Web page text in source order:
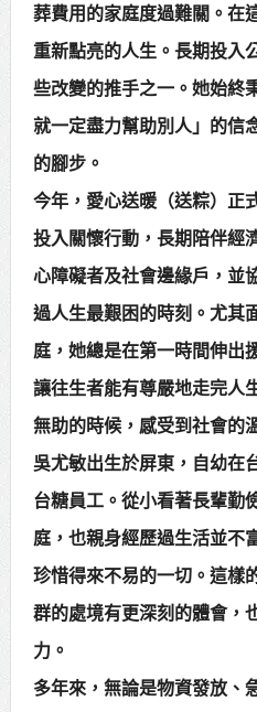
賴總統肯定「金
圍者 允諾完善支持
葬費用的家庭度過難關。在
重新點亮的人生。長期投入
些改變的推手之一。她始終
就一定盡力幫助別人」的信
的腳步。
今年，愛心送暖（送粽）正
投入關懷行動，長期陪伴經
心障礙者及社會邊緣戶，並
過人生最艱困的時刻。尤其
庭，她總是在第一時間伸出
讓往生者能有尊嚴地走完人
無助的時候，感受到社會的
吳尤敏出生於屏東，自幼在
台糖員工。從小看著長輩勤
庭，也親身經歷過生活並不
珍惜得來不易的一切。這樣
群的處境有更深刻的體會，
力。
多年來，無論是物資發放、